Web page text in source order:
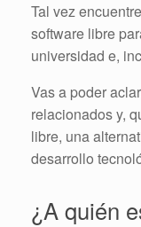
Tal vez
software libre
universidad e,
Vas a poder
relacionados y,
libre, una
desarrollo
¿A quién